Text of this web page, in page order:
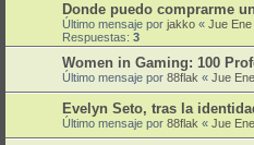
Donde puedo comprarme
Último mensaje por jakko « Jue Ene
Respuestas: 3
Women in Gaming: 100
Último mensaje por 88flak « Jue
Evelyn Seto, tras la
Último mensaje por 88flak « Jue